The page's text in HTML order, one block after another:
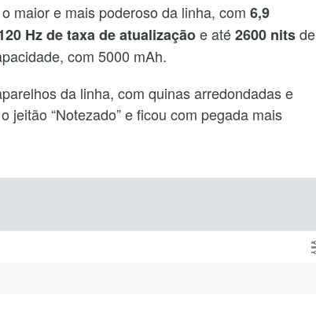
maior e mais poderoso da linha, com 6,9
Hz de taxa de atualizaçãoe até2600 nitsde
com 5000 mAh.
da linha, com quinas arredondadas e
jeitão “Notezado” e ficou com pegada mais